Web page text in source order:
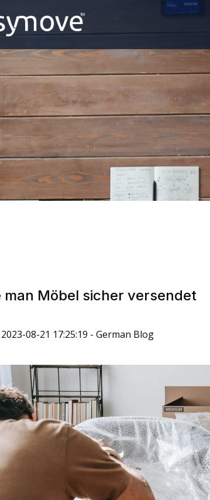
man Möbel sicher versendet
08-21 17:25:19 - German Blog